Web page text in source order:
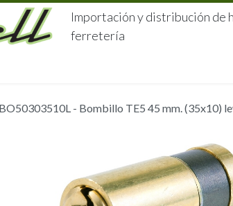
Importación y distribución de
ferretería
BO50303510L - Bombillo TE5 45 mm. (35x10)